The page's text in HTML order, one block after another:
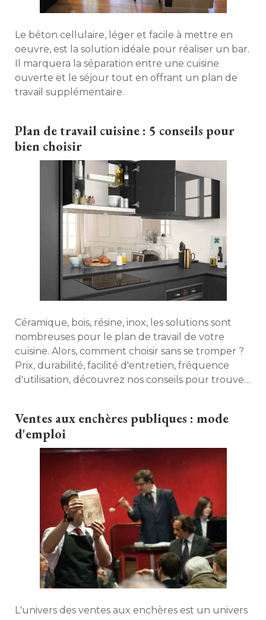
Le béton cellulaire, léger et facile à mettre en
oeuvre, est la solution idéale pour réaliser un bar.
Il marquera la séparation entre une cuisine
ouverte et le séjour tout en offrant un plan de
travail supplémentaire.
Plan de travail cuisine : 5 conseils pour
bien choisir
Céramique, bois, résine, inox, les solutions sont
nombreuses pour le plan de travail de votre
cuisine. Alors, comment choisir sans se tromper ?
Prix, durabilité, facilité d'entretien, fréquence
d'utilisation, découvrez nos conseils pour trouver
Ventes aux enchères publiques : mode
d'emploi
L'univers des ventes aux enchères est un univers